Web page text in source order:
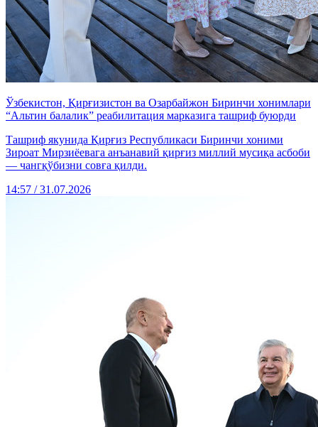
Ўзбекистон, Қирғизистон ва Озарбайжон Биринчи хонимлари
“Альтин балалик” реабилитация марказига ташриф буюрди
Ташриф якунида Қирғиз Республикаси Биринчи хоними
Зироат Мирзиёевага анъанавий қирғиз миллий мусиқа асбоби
— чангқўбизни совға қилди.
14:57 / 31.07.2026